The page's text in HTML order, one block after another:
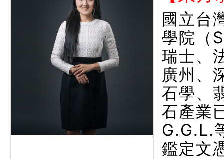
國立台
學院（
瑞士、
廣州、
石學、
石產業
G.G.L.
鑑定文